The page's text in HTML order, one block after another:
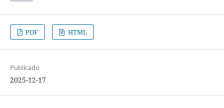
PDF HTML
Publicado
2025-12-17